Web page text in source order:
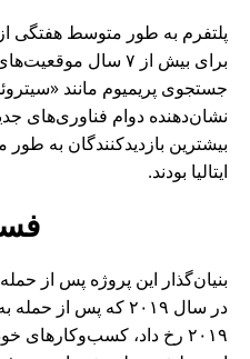
جستجوی پریمیوم مانند
نشان‌دهنده دوام فناوری‌های
ایتالیا بودند.
بنیان‌گذار این پروژه پس از
۲۰۱۹ رخ داد، کسب‌وکارهای